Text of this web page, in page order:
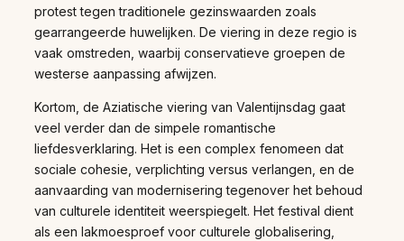
protest tegen traditionele gezinswaarden zoals
gearrangeerde huwelijken. De viering in deze regio is
vaak omstreden, waarbij conservatieve groepen de
westerse aanpassing afwijzen.
Kortom, de Aziatische viering van Valentijnsdag gaat
veel verder dan de simpele romantische
liefdesverklaring. Het is een complex fenomeen dat
sociale cohesie, verplichting versus verlangen, en de
aanvaarding van modernisering tegenover het behoud
van culturele identiteit weerspiegelt. Het festival dient
als een lakmoesproef voor culturele globalisering,